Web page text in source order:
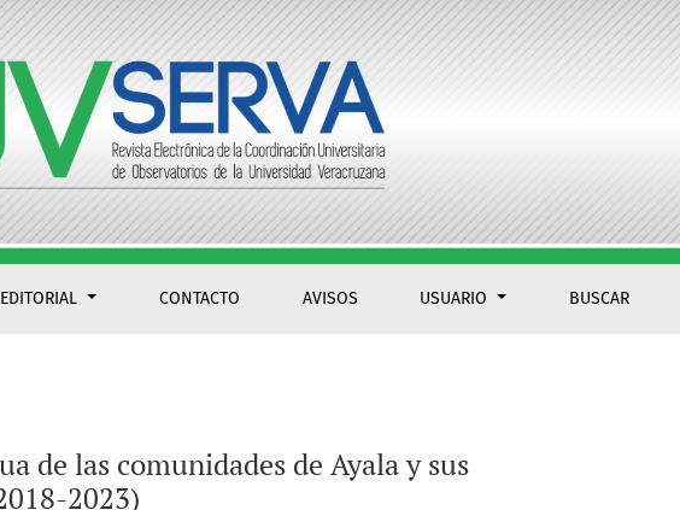
(2018-2023)
CONTACTO AVISOS USUARIO BUSCAR
de las comunidades de Ayala y sus
2023)